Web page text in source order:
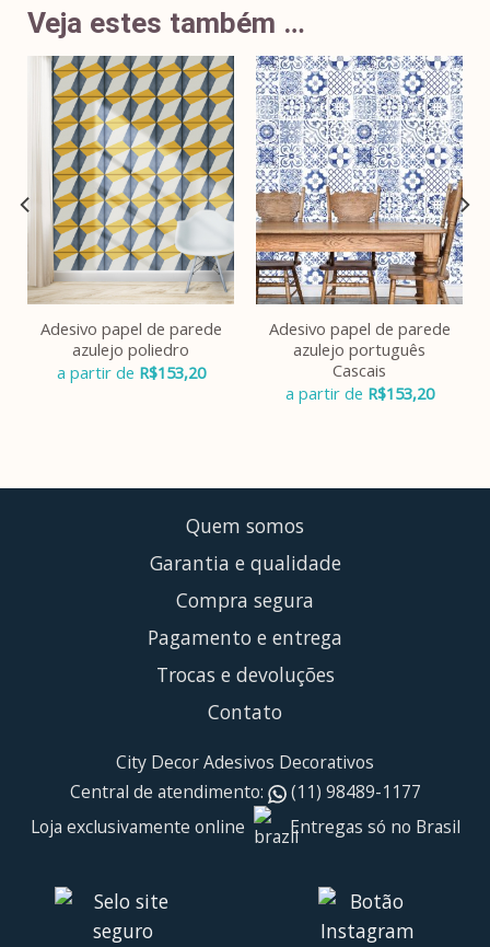
Veja estes também …
Adesivo papel de parede
azulejo poliedro
a partir de R$153,20
Adesivo papel de parede
azulejo português
Cascais
a partir de R$153,20
Quem somos
Garantia e qualidade
Compra segura
Pagamento e entrega
Trocas e devoluções
Contato
City Decor Adesivos Decorativos
Central de atendimento:
(11) 98489-1177
Loja exclusivamente online
Entregas só no Brasil